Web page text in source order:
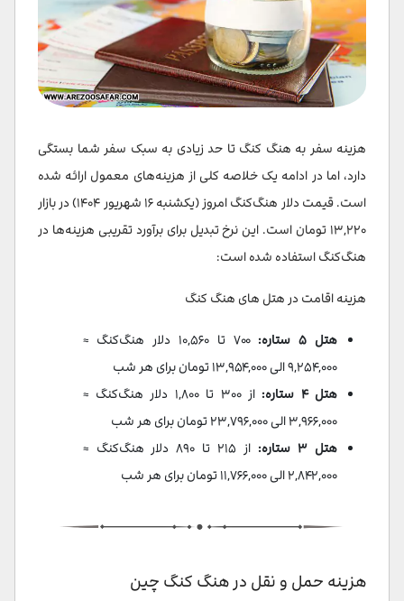
هزینه سفر به هنگ کنگ تا حد زیادی به سبک سفر شما بستگی
دارد، اما در ادامه یک خلاصه کلی از هزینه‌های معمول ارائه شده
است. قیمت دلار هنگ‌کنگ امروز (یکشنبه ۱۶ شهریور ۱۴۰۴) در بازار
۱۳,۲۲۰ تومان است. این نرخ تبدیل برای برآورد تقریبی هزینه‌ها در
هنگ‌کنگ استفاده شده است:
هزینه اقامت در هتل های هنگ کنگ
هتل ۵ ستاره:
۷۰۰ تا ۱۰,۵۶۰ دلار هنگ‌کنگ ≈
۹,۲۵۴,۰۰۰ الی ۱۳,۹۵۴,۰۰۰ تومان برای هر شب
هتل ۴ ستاره:
از ۳۰۰ تا ۱,۸۰۰ دلار هنگ‌کنگ ≈
۳,۹۶۶,۰۰۰ الی ۲۳,۷۹۶,۰۰۰ تومان برای هر شب
هتل ۳ ستاره:
از ۲۱۵ تا ۸۹۰ دلار هنگ‌کنگ ≈
۲,۸۴۲,۰۰۰ الی ۱۱,۷۶۶,۰۰۰ تومان برای هر شب
هزینه حمل و نقل در هنگ کنگ چین